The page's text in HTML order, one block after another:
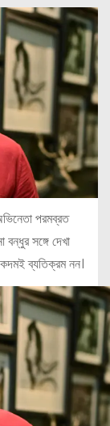
পরমব্রত
সঙ্গে দেখা
ব্যতিক্রম নন।